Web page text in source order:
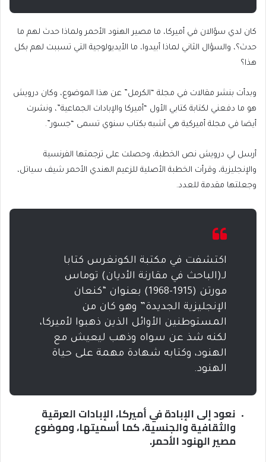
كان لدي سؤالان في أميركا، ما مصير الهنود الأحمر ولماذا حدث لهم ما
حدث؟، والسؤال الثاني لماذا أبيدوا، ما الأيديولوجية التي تسببت لهم بكل
هذا؟
وبدأت بنشر مقالات في مجلة “الكرمل” عن هذا الموضوع، وكان درويش
هو ما دفعني لكتابة كتابي الأول “أميركا والإبادات الجماعية”، ونشرت
أيضا في مجلة أميركية هي أشبه بكتاب سنوي تسمى “جسور”.
أرسل لي درويش نص الخطبة، وحصلت على ترجمتها الفرنسية
والإنجليزية، وقرأت الخطبة الأصلية للزعيم الهندي الأحمر شيف سياتل،
وجعلتها مقدمة للعدد.
اكتشفت في مكتبة الكونغرس كتابا
لـ(الباحث في مقارنة الأديان) توماس
مورتن (1915-1968) بعنوان “كنعان
الإنجليزية الجديدة” وهو كان من
المستوطنين الأوائل الذين ذهبوا لأميركا،
لكنه شذ عن سواه وذهب ليعيش مع
الهنود، وكتابه شهادة مهمة على حياة
الهنود.
نعود إلى الإبادة في أميركا، الإبادات العرقية
والثقافية والجنسية، كما أسميتها، وموضوع
مصير الهنود الأحمر.